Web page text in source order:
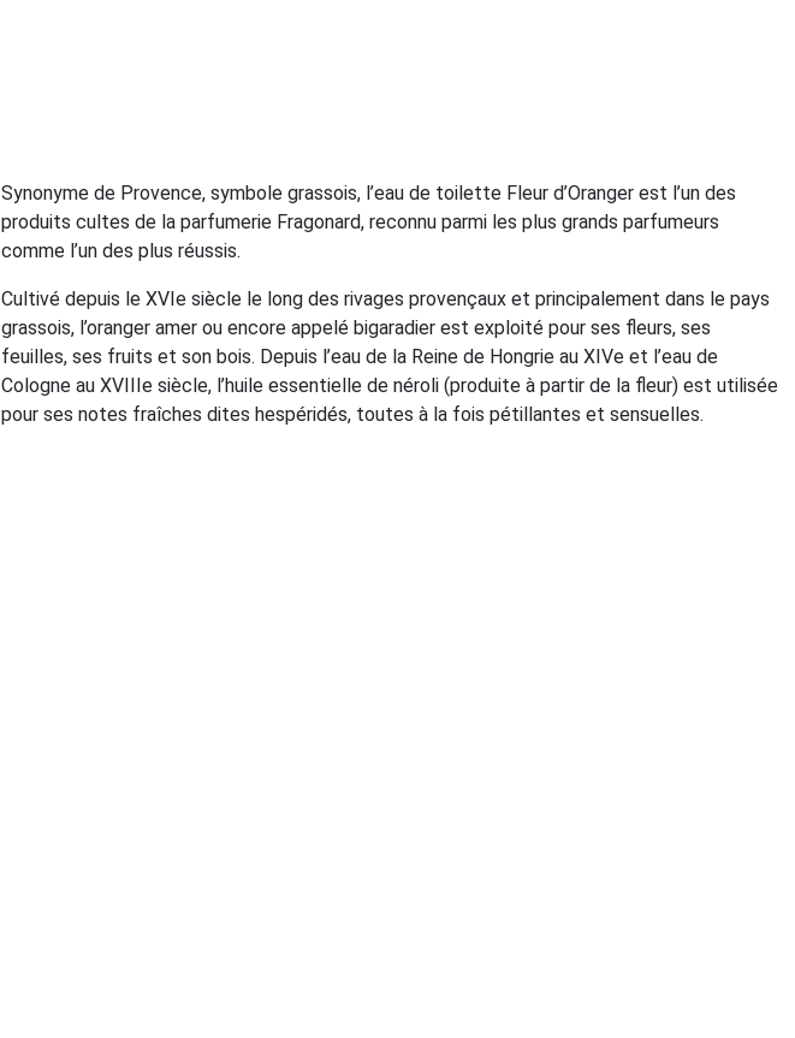
Synonyme de Provence, symbole grassois, l’eau de toilette Fleur d’Oranger est l’un des
produits cultes de la parfumerie Fragonard, reconnu parmi les plus grands parfumeurs
comme l’un des plus réussis.
Cultivé depuis le XVIe siècle le long des rivages provençaux et principalement dans le pays
grassois, l’oranger amer ou encore appelé bigaradier est exploité pour ses fleurs, ses
feuilles, ses fruits et son bois. Depuis l’eau de la Reine de Hongrie au XIVe et l’eau de
Cologne au XVIIIe siècle, l’huile essentielle de néroli (produite à partir de la fleur) est utilisée
pour ses notes fraîches dites hespéridés, toutes à la fois pétillantes et sensuelles.